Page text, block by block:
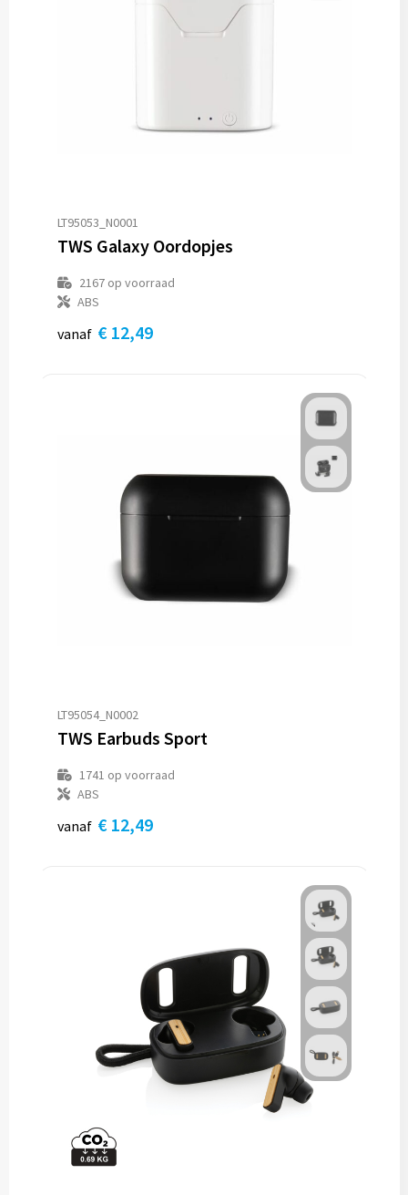
LT95053_N0001
TWS Galaxy Oordopjes
2167op voorraad
ABS
vanaf € 12,49
LT95054_N0002
TWS Earbuds Sport
1741 op voorraad
ABS
vanaf € 12,49